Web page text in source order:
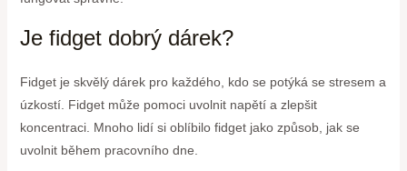
Je fidget dobrý dárek?
Fidget je skvělý dárek pro každého, kdo se potýká se stresem a
úzkostí. Fidget může pomoci uvolnit napětí a zlepšit
koncentraci. Mnoho lidí si oblíbilo fidget jako způsob, jak se
uvolnit během pracovního dne.